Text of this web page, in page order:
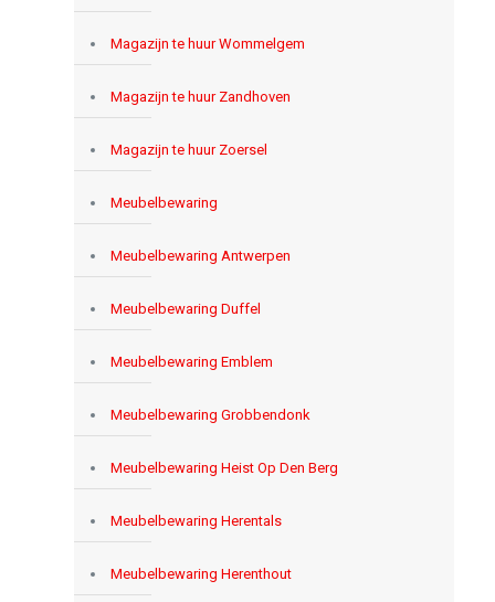
Magazijn te huur Wommelgem
Magazijn te huur Zandhoven
Magazijn te huur Zoersel
Meubelbewaring
Meubelbewaring Antwerpen
Meubelbewaring Duffel
Meubelbewaring Emblem
Meubelbewaring Grobbendonk
Meubelbewaring Heist Op Den Berg
Meubelbewaring Herentals
Meubelbewaring Herenthout